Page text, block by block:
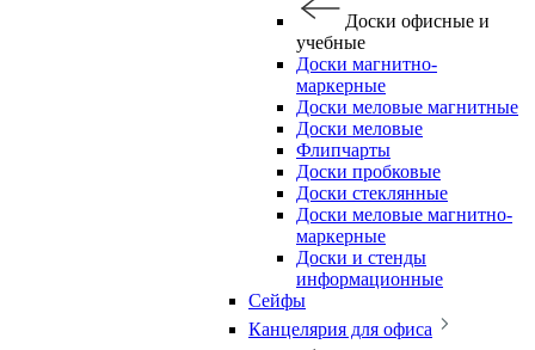
Доски офисные и
учебные
Доски магнитно-
маркерные
Доски меловые магнитные
Доски меловые
Флипчарты
Доски пробковые
Доски стеклянные
Доски меловые магнитно-
маркерные
Доски и стенды
информационные
Сейфы
Канцелярия для офиса